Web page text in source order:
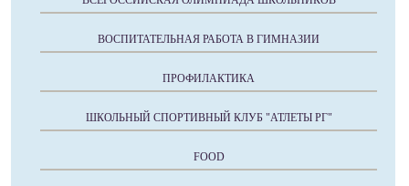
ВОСПИТАТЕЛЬНАЯ РАБОТА В ГИМНАЗИИ
ПРОФИЛАКТИКА
ШКОЛЬНЫЙ СПОРТИВНЫЙ КЛУБ "АТЛЕТЫ РГ"
FOOD